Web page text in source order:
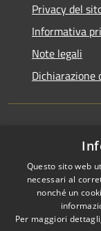
Privacy del
Informativa
Note legali
Dichiarazione
Newsletter
RSS
Questo sito web
necessari al
nonché un
Per maggiori